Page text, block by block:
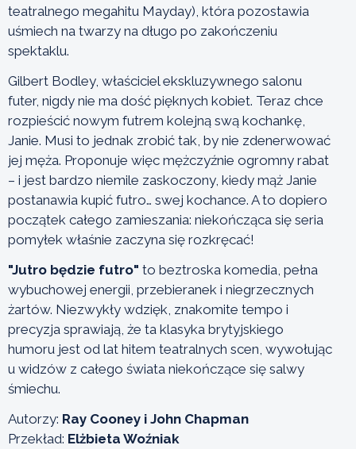
teatralnego megahitu Mayday), która pozostawia
uśmiech na twarzy na długo po zakończeniu
spektaklu.
Gilbert Bodley, właściciel ekskluzywnego salonu
futer, nigdy nie ma dość pięknych kobiet. Teraz chce
rozpieścić nowym futrem kolejną swą kochankę,
Janie. Musi to jednak zrobić tak, by nie zdenerwować
jej męża. Proponuje więc mężczyźnie ogromny rabat
– i jest bardzo niemile zaskoczony, kiedy mąż Janie
postanawia kupić futro… swej kochance. A to dopiero
początek całego zamieszania: niekończąca się seria
pomyłek właśnie zaczyna się rozkręcać!
"Jutro będzie futro" to beztroska komedia, pełna
wybuchowej energii, przebieranek i niegrzecznych
żartów. Niezwykły wdzięk, znakomite tempo i
precyzja sprawiają, że ta klasyka brytyjskiego
humoru jest od lat hitem teatralnych scen, wywołując
u widzów z całego świata niekończące się salwy
śmiechu.
Autorzy: Ray Cooney i John Chapman
Przekład: Elżbieta Woźniak